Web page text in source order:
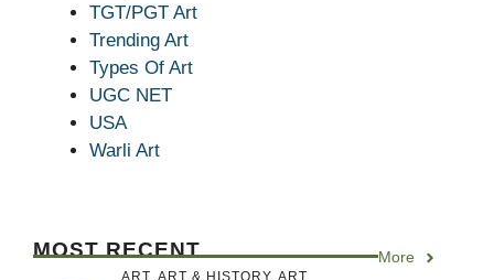
TGT/PGT Art
Trending Art
Types Of Art
UGC NET
USA
Warli Art
MOST RECENT More
ART, ART & HISTORY, ART